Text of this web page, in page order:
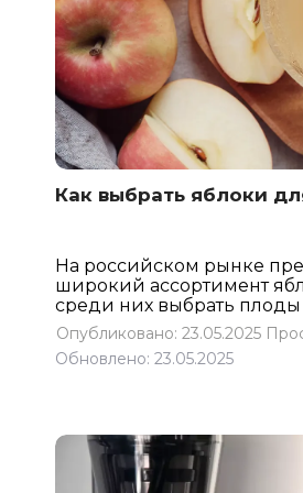
Как выбрать яблоки
На российском рынке
широкий ассортимент
среди них выбрать плоды
сока? В статье расскажем
некоторые сорта яблок и
особенности. А также
Опубликовано: 23.05.2025
Обновлено: 23.05.2025